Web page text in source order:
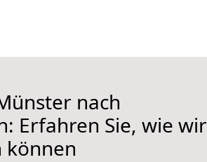
nach
Erfahren Sie, wie wir
können